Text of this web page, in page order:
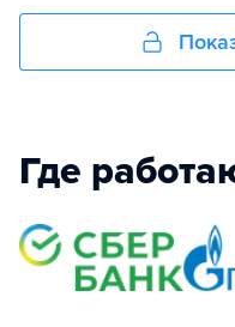
Где